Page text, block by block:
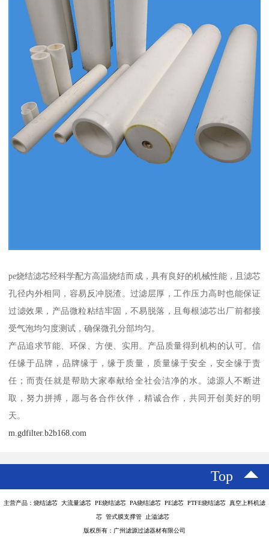
pe烧结滤芯经科学配方高温烧结而成，具有良好的机械性能，且滤芯
孔径内外相同，容易反冲脱渣。过滤层厚，工作压力高时也能保证
过滤效果，产品微粒粘结牢固，不易脱落，且每根滤芯出厂前都接
受气泡均匀度测试，确保微孔分部均匀。
产品追求节能、环保、方便、实用。产品质量得到机构的认可。信
任缘于品牌，品牌缘于，缘于质量，质量缘于安全，安全缘于责
任；而责任就是帮助大家奉献给全社会洁净的水。滤源人不断进
取，努力拼搏，愿与各合作伙伴，精诚合作，共同开创美好的明
天。
m.gdfilter.b2b168.com
Top
主营产品：烧结滤芯 大流量滤芯 PE烧结滤芯 PA烧结滤芯 PE滤芯 PTFE烧结滤芯 真空上料机滤
芯 管式膜支撑管 止溢滤芯
版权所有：广州滤源过滤器材有限公司